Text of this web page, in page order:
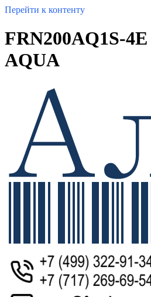
Перейти к контенту
FRN200AQ1S-
AQUA